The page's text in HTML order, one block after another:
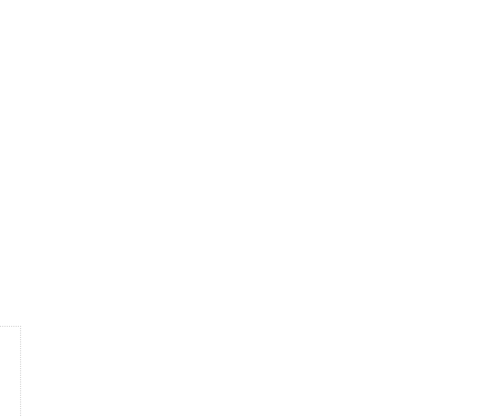
弟で結婚式なしの場合のお祝いの相場